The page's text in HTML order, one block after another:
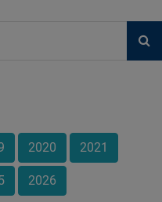
2020 2021
2026